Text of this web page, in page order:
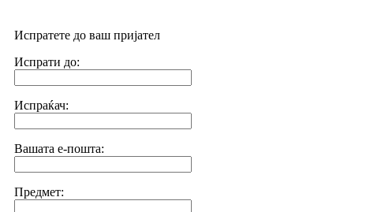
Испратете до ваш пријател
Испрати до:
Испраќач:
Вашата е-пошта:
Предмет: